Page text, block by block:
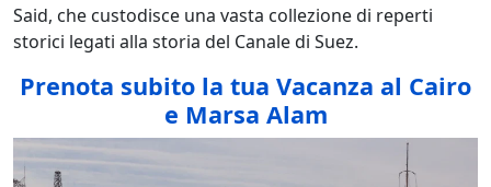
Said, che custodisce una vasta collezione di reperti
storici legati alla storia del Canale di Suez.
Prenota subito la tua Vacanza al Cairo
e Marsa Alam